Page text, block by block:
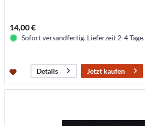
14,00 €
Sofort versandfertig. Lieferzeit 2-4 Tage.
Details Jetzt kaufen